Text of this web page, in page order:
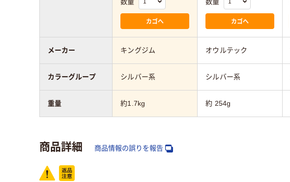
数量
カゴへ
数量
カゴへ
キングジム オウルテック
シルバー系 シルバー系
約1.7kg 約 254g
メーカー
カラーグループ
重量
商品詳細 商品情報の誤りを報告